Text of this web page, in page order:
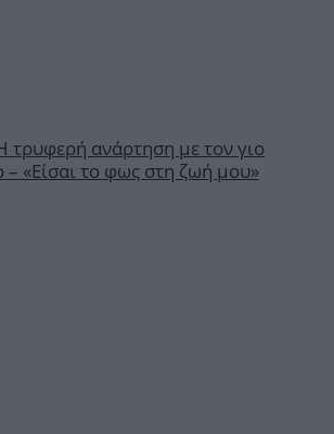
ανάρτηση με τον γιο
– «Είσαι το φως στη ζωή μου»